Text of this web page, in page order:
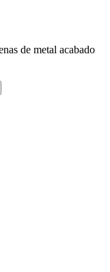
de metal acabado